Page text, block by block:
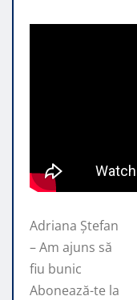
Adriana Ștefan
– Am ajuns să
fiu bunic
Abonează-te la